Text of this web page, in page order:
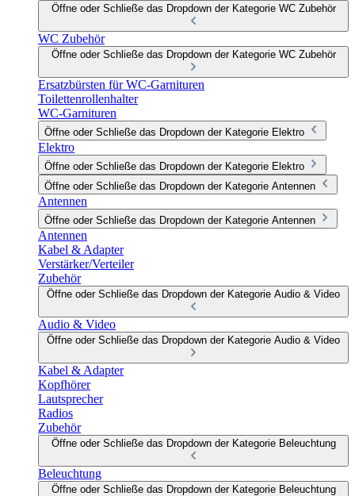
Öffne oder Schließe das Dropdown der Kategorie WC Zubehör
WC Zubehör
Öffne oder Schließe das Dropdown der Kategorie WC Zubehör
Ersatzbürsten für WC-Garnituren
Toilettenrollenhalter
WC-Garnituren
Öffne oder Schließe das Dropdown der Kategorie Elektro
Elektro
Öffne oder Schließe das Dropdown der Kategorie Elektro
Öffne oder Schließe das Dropdown der Kategorie Antennen
Antennen
Öffne oder Schließe das Dropdown der Kategorie Antennen
Antennen
Kabel & Adapter
Verstärker/Verteiler
Zubehör
Öffne oder Schließe das Dropdown der Kategorie Audio & Video
Audio & Video
Öffne oder Schließe das Dropdown der Kategorie Audio & Video
Kabel & Adapter
Kopfhörer
Lautsprecher
Radios
Zubehör
Öffne oder Schließe das Dropdown der Kategorie Beleuchtung
Beleuchtung
Öffne oder Schließe das Dropdown der Kategorie Beleuchtung